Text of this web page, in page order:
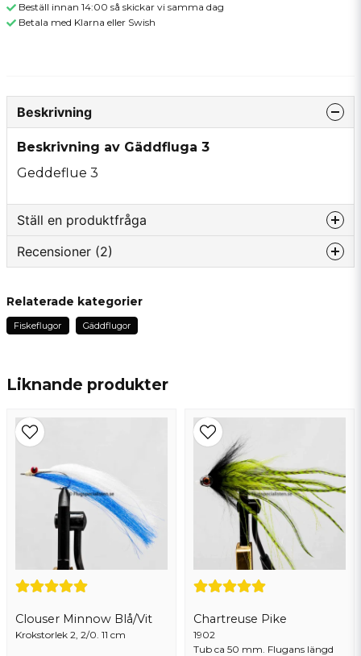
Beställ innan 14:00 så skickar vi samma dag
Betala med Klarna eller Swish
Liknande produkter
Clouser Minnow Blå/Vit
Krokstorlek 2, 2/0. 11 cm
Chartreuse Pike
1902
Tub ca 50 mm. Flugans längd
Beskrivning
Beskrivning av Gäddfluga 3
Geddeflue 3
Ställ en produktfråga
question
Fråga oss något om denna produkten...
Ja, ni får publicera min fråga
Skicka fråga
Recensioner (2)
Håkan
Relaterade kategorier
Fiskeflugor Gäddflugor